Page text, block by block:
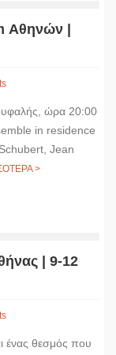
Αθηνών |
ώρα 20:00
in residence
Jean
>
| 9-12
ένας θεσμός που